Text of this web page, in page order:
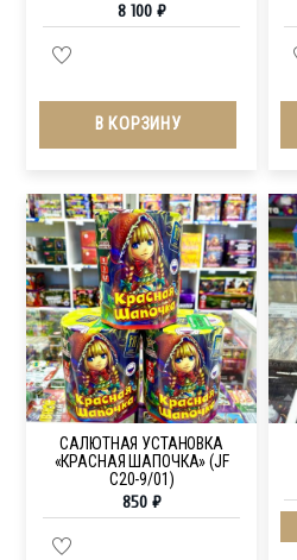
8 100 ₽
В КОРЗИНУ
САЛЮТНАЯ УСТАНОВКА
«КРАСНАЯ ШАПОЧКА» (JF
C20-9/01)
850 ₽